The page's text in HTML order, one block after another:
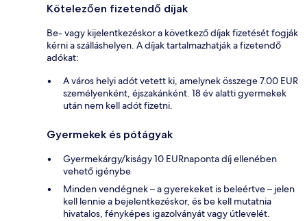
Kötelezően fizetendő díjak
Be- vagy kijelentkezéskor a következő díjak fizetését fogják
kérni a szálláshelyen. A díjak tartalmazhatják a fizetendő
adókat:
A város helyi adót vetett ki, amelynek összege 7.00 EUR
személyenként, éjszakánként. 18 év alatti gyermekek
után nem kell adót fizetni.
Gyermekek és pótágyak
Gyermekárgy/kiságy 10 EURnaponta díj ellenében
vehető igénybe
Minden vendégnek – a gyerekeket is beleértve – jelen
kell lennie a bejelentkezéskor, és be kell mutatnia
hivatalos, fényképes igazolványát vagy útlevelét.